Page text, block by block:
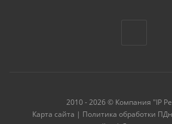
2010 - 2026 © Компания "IP
Карта сайта | Политика обработки ПДн